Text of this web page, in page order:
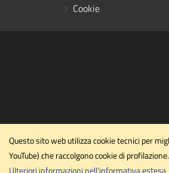
Cookie
Questo sito web utilizza cookie tecnici per
YouTube) che raccolgono cookie di
Ulteriori informazioni nell'informativa estesa